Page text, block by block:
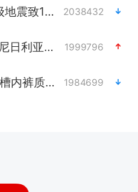
四川宜宾市高县4.9级地震致1人死亡 2038432
中国女篮70-67险胜尼日利亚女篮 1999796
名创优品回应女子吐槽内裤质量差 1984699